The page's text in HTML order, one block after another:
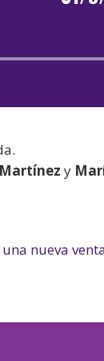
y
nueva